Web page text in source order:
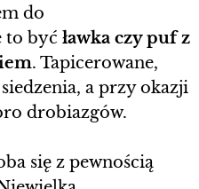
do
to być ławka czy puf z
. Tapicerowane,
a przy okazji
drobiazgów.
się z pewnością